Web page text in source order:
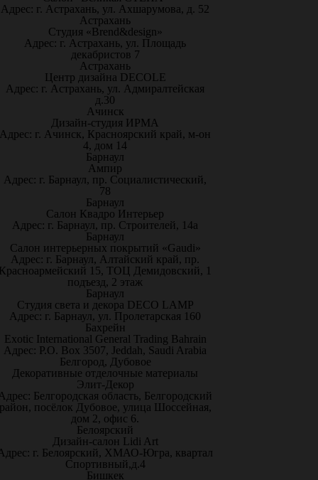
Адрес: г. Астрахань, ул. Ахшарумова, д. 52
Астрахань
Студия «Brend&design»
Адрес: г. Астрахань, ул. Площадь
декабристов 7
Астрахань
Центр дизайна DECOLE
Адрес: г. Астрахань, ул. Адмиралтейская
д.30
Ачинск
Дизайн-студия ИРМА
Адрес: г. Ачинск, Красноярский край, м-он
4, дом 14
Барнаул
Ампир
Адрес: г. Барнаул, пр. Социалистический,
78
Барнаул
Салон Квадро Интерьер
Адрес: г. Барнаул, пр. Строителей, 14а
Барнаул
Салон интерьерных покрытий «Gaudi»
Адрес: г. Барнаул, Алтайский край, пр.
15, ТОЦ Демидовский, 1
подъезд, 2 этаж
Барнаул
Студия света и декора DECO LAMP
Адрес: г. Барнаул, ул. Пролетарская 160
Бахрейн
Exotic International General Trading Bahrain
Адрес: P.O. Box 3507, Jeddah, Saudi Arabia
Белгород, Дубовое
Декоративные отделочные материалы
Элит-Декор
Белгородская область, Белгородский
посёлок Дубовое, улица Шоссейная,
дом 2, офис 6.
Белоярский
Дизайн-салон Lidi Art
г. Белоярский, ХМАО-Югра, квартал
Спортивный,д.4
Бишкек